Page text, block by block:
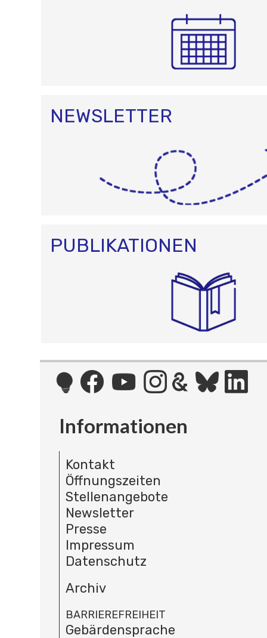
NEWSLETTER
PUBLIKATIONEN
Informationen
Kontakt
Öffnungszeiten
Stellenangebote
Newsletter
Presse
Impressum
Datenschutz
Archiv
BARRIEREFREIHEIT
Gebärdensprache